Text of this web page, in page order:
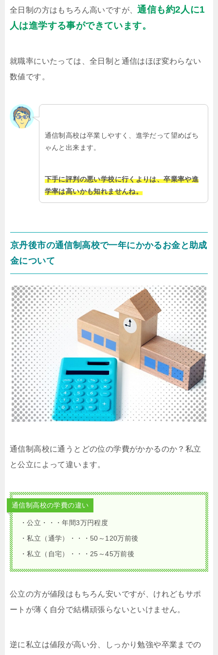
全日制の方はもちろん高いですが、通信も約2人に1
人は進学する事ができています。
就職率にいたっては、全日制と通信はほぼ変わらない
数値です。
通信制高校は卒業しやすく、進学だって望めばち
ゃんと出来ます。
下手に評判の悪い学校に行くよりは、卒業率や進
学率は高いかも知れませんね。
京丹後市の通信制高校で一年にかかるお金と助成
金について
通信制高校に通うとどの位の学費がかかるのか？私立
と公立によって違います。
通信制高校の学費の違い
・公立・・・年間3万円程度
・私立（通学）・・・50～120万前後
・私立（自宅）・・・25～45万前後
公立の方が値段はもちろん安いですが、けれどもサポ
ートが薄く自分で結構頑張らないといけません。
逆に私立は値段が高い分、しっかり勉強や卒業までの